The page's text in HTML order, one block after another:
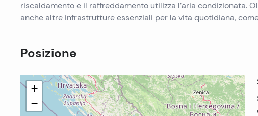
riscaldamento e il raffreddamento utilizza l’aria condizionata.
anche altre infrastrutture essenziali per la vita quotidiana,
Posizione
+
−